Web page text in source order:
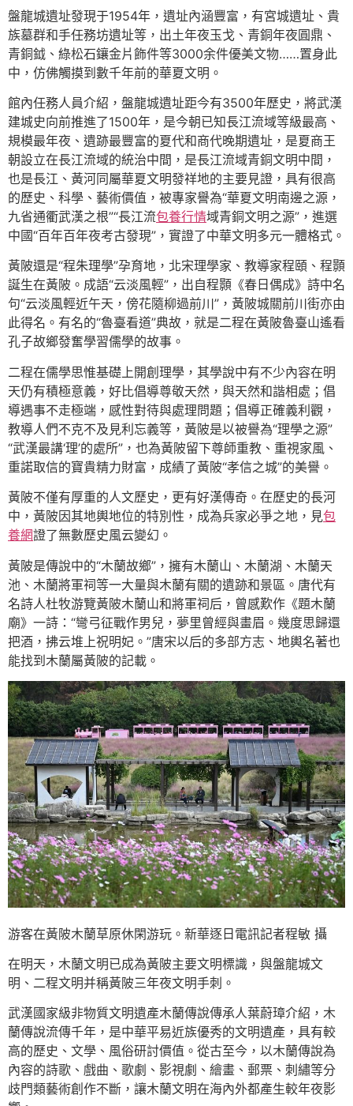
盤龍城遺址發現于1954年，遺址內涵豐富，有宮城遺址、貴
族墓群和手任務坊遺址等，出土年夜玉戈、青銅年夜圓鼎、
青銅鉞、綠松石鑲金片飾件等3000余件優美文物……置身此
中，仿佛觸摸到數千年前的華夏文明。
館內任務人員介紹，盤龍城遺址距今有3500年歷史，將武漢
建城史向前推進了1500年，是今朝已知長江流域等級最高、
規模最年夜、遺跡最豐富的夏代和商代晚期遺址，是夏商王
朝設立在長江流域的統治中間，是長江流域青銅文明中間，
也是長江、黃河同屬華夏文明發祥地的主要見證，具有很高
的歷史、科學、藝術價值，被專家譽為“華夏文明南邊之源，
九省通衢武漢之根”“長江流包養行情域青銅文明之源”，進選
中國“百年百年夜考古發現”，實證了中華文明多元一體格式。
黃陂還是“程朱理學”孕育地，北宋理學家、教導家程頤、程顥
誕生在黃陂。成語“云淡風輕”，出自程顥《春日偶成》詩中名
句“云淡風輕近午天，傍花隨柳過前川”，黃陂城關前川街亦由
此得名。有名的“魯臺看道”典故，就是二程在黃陂魯臺山遙看
孔子故鄉發奮學習儒學的故事。
二程在儒學思惟基礎上開創理學，其學說中有不少內容在明
天仍有積極意義，好比倡導尊敬天然，與天然和諧相處；倡
導遇事不走極端，感性對待與處理問題；倡導正確義利觀，
教導人們不克不及見利忘義等，黃陂是以被譽為“理學之源”
“武漢最講‘理’的處所”，也為黃陂留下尊師重教、重視家風、
重諾取信的寶貴精力財富，成績了黃陂“孝信之城”的美譽。
黃陂不僅有厚重的人文歷史，更有好漢傳奇。在歷史的長河
中，黃陂因其地輿地位的特別性，成為兵家必爭之地，見包
養網證了無數歷史風云變幻。
黃陂是傳說中的“木蘭故鄉”，擁有木蘭山、木蘭湖、木蘭天
池、木蘭將軍祠等一大量與木蘭有關的遺跡和景區。唐代有
名詩人杜牧游覽黃陂木蘭山和將軍祠后，曾感歎作《題木蘭
廟》一詩：“彎弓征戰作男兒，夢里曾經與畫眉。幾度思歸還
把酒，拂云堆上祝明妃。”唐宋以后的多部方志、地輿名著也
能找到木蘭屬黃陂的記載。
游客在黃陂木蘭草原休閑游玩。新華逐日電訊記者程敏 攝
在明天，木蘭文明已成為黃陂主要文明標識，與盤龍城文
明、二程文明并稱黃陂三年夜文明手刺。
武漢國家級非物質文明遺產木蘭傳說傳承人葉蔚璋介紹，木
蘭傳說流傳千年，是中華平易近族優秀的文明遺產，具有較
高的歷史、文學、風俗研討價值。從古至今，以木蘭傳說為
內容的詩歌、戲曲、歌劇、影視劇、繪畫、郵票、刺繡等分
歧門類藝術創作不斷，讓木蘭文明在海內外都產生較年夜影